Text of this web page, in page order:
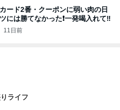
ード2番・クーポンに弱い肉の日
には勝てなかった❗️一発喝入れて‼️
11日前
ライフ